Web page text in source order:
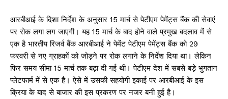
आरबीआई के दिशा निर्देश के अनुसार 15 मार्च से पेटीएम पेमेंट्स बैंक की सेवाएं
पर रोक लगा लग जाएगी। यह 15 मार्च के बाद होने वाले प्रमुख बदलाव में से
एक है भारतीय रिजर्व बैंक आरबीआई ने पेमेंट पेटीएम पेमेंट्स बैंक को 29
फरवरी से नए ग्राहकों को जोड़ने पर रोक लगाने के निर्देश दिया था। लेकिन
फिर समय सीमा 15 मार्च तक बढ़ा दी गई थी। पेटीएम देश में सबसे बड़े भुगतान
प्लेटफार्म में से एक है। ऐसे में उसकी सहयोगी इकाई पर आरबीआई के इस
क्रिया के बाद से बाजार की इस प्रकरण पर नजर बनी हुई है।